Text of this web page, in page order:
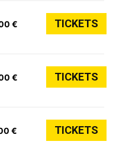
€ TICKETS
€ TICKETS
€ TICKETS